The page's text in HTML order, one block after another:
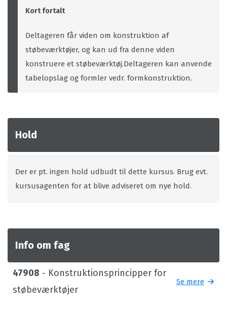
Kort fortalt
Deltageren får viden om konstruktion af
støbeværktøjer, og kan ud fra denne viden
konstruere et støbeværktøj.Deltageren kan anvende
tabelopslag og formler vedr. formkonstruktion.
Hold
Der er pt. ingen hold udbudt til dette kursus. Brug evt.
kursusagenten for at blive adviseret om nye hold.
Info om fag
47908 - Konstruktionsprincipper for
støbeværktøjer
Se mere